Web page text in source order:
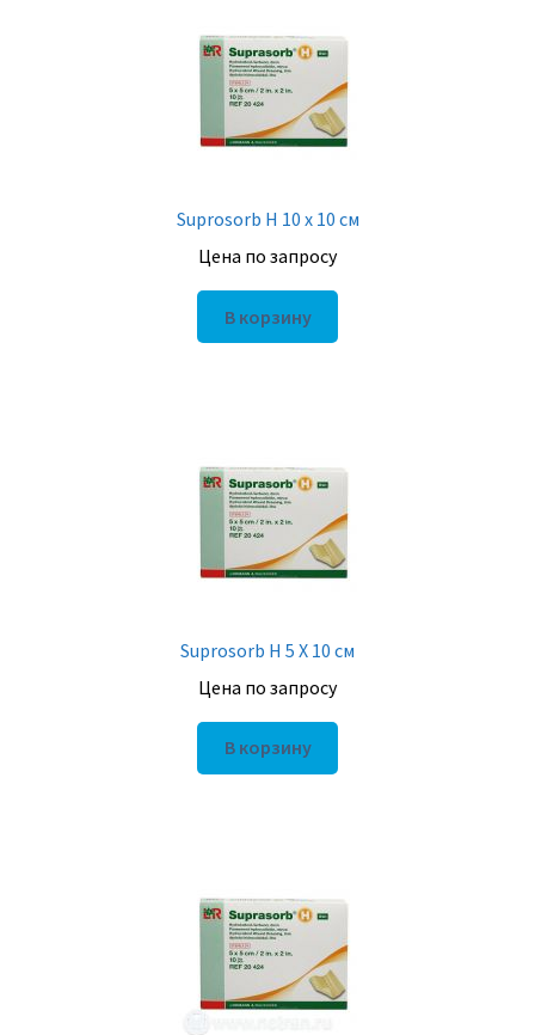
Suprosorb H 10 х 10 см
Цена по запросу
В корзину
Suprosorb H 5 X 10 см
Цена по запросу
В корзину